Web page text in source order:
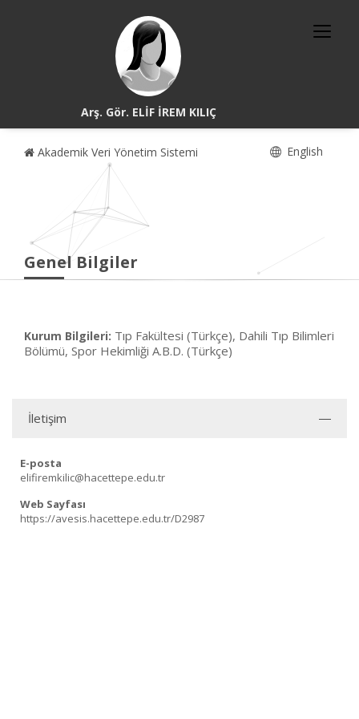
Arş. Gör. ELİF İREM KILIÇ
Akademik Veri Yönetim Sistemi English
Genel Bilgiler
Kurum Bilgileri: Tıp Fakültesi (Türkçe), Dahili Tıp Bilimleri
Bölümü, Spor Hekimliği A.B.D. (Türkçe)
İletişim
E-posta
elifiremkilic@hacettepe.edu.tr
Web Sayfası
https://avesis.hacettepe.edu.tr/D2987